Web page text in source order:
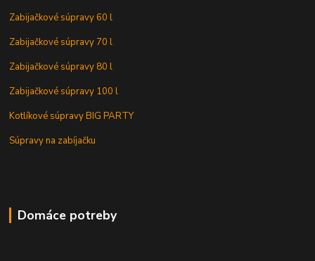
Zabijačkové súpravy 60 l
Zabijačkové súpravy 70 l
Zabijačkové súpravy 80 l
Zabijačkové súpravy 100 l
Kotlíkové súpravy BIG PARTY
Súpravy na zabíjačku
Domáce potreby